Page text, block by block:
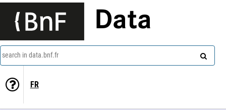
Data
search in data.bnf.fr
FR